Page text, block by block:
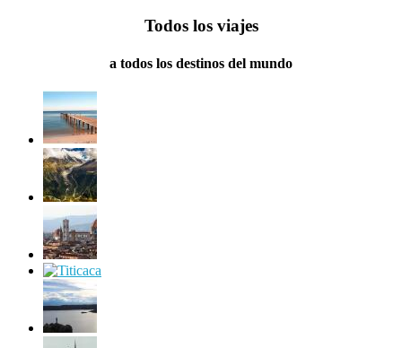
Todos los viajes
a todos los destinos del mundo